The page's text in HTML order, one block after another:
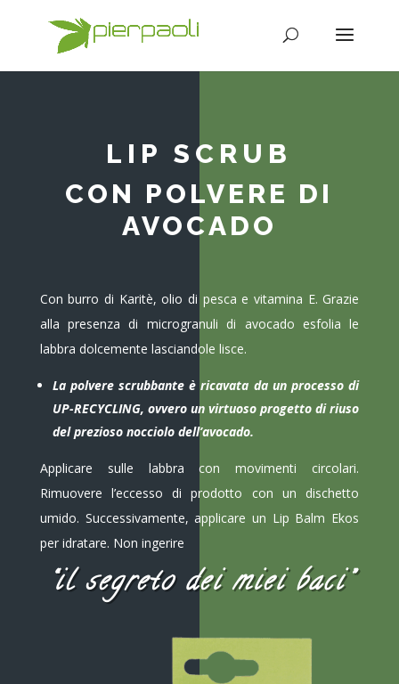
LIP SCRUB
CON POLVERE DI
AVOCADO
Con burro di Karitè, olio di pesca e vitamina E. Grazie
alla presenza di microgranuli di avocado esfolia le
labbra dolcemente lasciandole lisce.
La polvere scrubbante è ricavata da un processo di
UP-RECYCLING, ovvero un virtuoso progetto di riuso
del prezioso nocciolo dell’avocado.
Applicare sulle labbra con movimenti circolari.
Rimuovere l’eccesso di prodotto con un dischetto
umido. Successivamente, applicare un Lip Balm Ekos
per idratare. Non ingerire
“il segreto dei miei baci”